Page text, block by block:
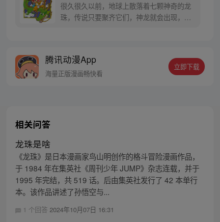
很久很久以前，地球上散落着七颗神奇的龙
珠，传说只要聚齐它们，神龙就会出现，并
腾讯动漫App
海量正版漫画畅快看
立即下载
相关问答
龙珠是啥
《龙珠》是日本漫画家鸟山明创作的格斗冒险漫画作品，
于 1984 年在集英社《周刊少年 JUMP》杂志连载，并于
1995 年完结，共 519 话。后由集英社发行了 42 本单行
本。该作品讲述了孙悟空与...
1 个回答 2024年10月07日 16:31